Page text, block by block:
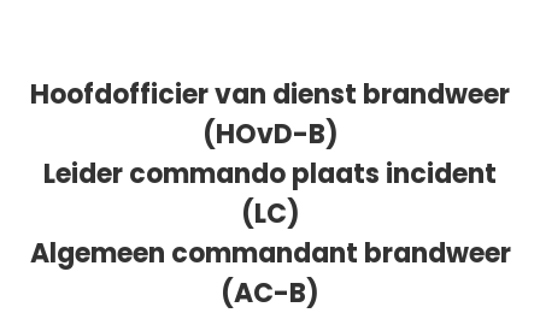
Hoofdofficier van dienst brandweer
(HOvD-B)
Leider commando plaats incident
(LC)
Algemeen commandant brandweer
(AC-B)